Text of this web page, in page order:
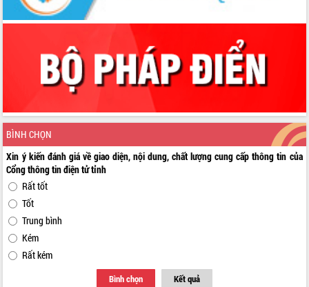
BÌNH CHỌN
Xin ý kiến đánh giá về giao diện, nội dung, chất lượng cung cấp thông tin của
Cổng thông tin điện tử tỉnh
Rất tốt
Tốt
Trung bình
Kém
Rất kém
Bình chọn Kết quả